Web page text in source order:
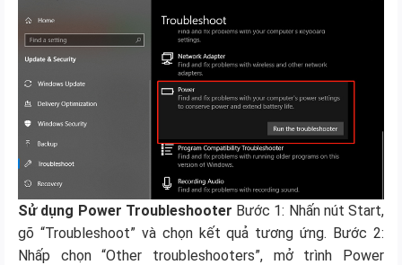
Sử dụng Power Troubleshooter Bước 1: Nhấn nút Start,
gõ “Troubleshoot” và chọn kết quả tương ứng. Bước 2:
Nhấp chọn “Other troubleshooters”, mở trình Power